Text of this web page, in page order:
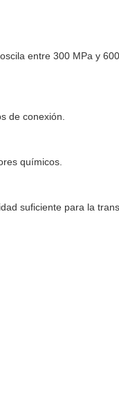
entre 300 MPa y
de conexión.
químicos.
suficiente para la